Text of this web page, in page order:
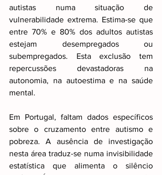
autistas numa situação de
vulnerabilidade extrema. Estima-se que
entre 70% e 80% dos adultos autistas
estejam desempregados ou
subempregados. Esta exclusão tem
repercussões devastadoras na
autonomia, na autoestima e na saúde
mental.
Em Portugal, faltam dados específicos
sobre o cruzamento entre autismo e
pobreza. A ausência de investigação
nesta área traduz-se numa invisibilidade
estatística que alimenta o silêncio